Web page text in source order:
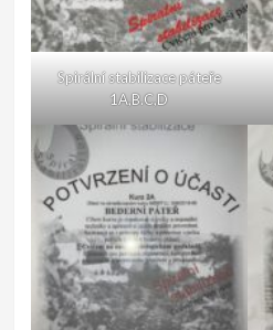
Spirální stabilizace páteře
1A,B.C,D